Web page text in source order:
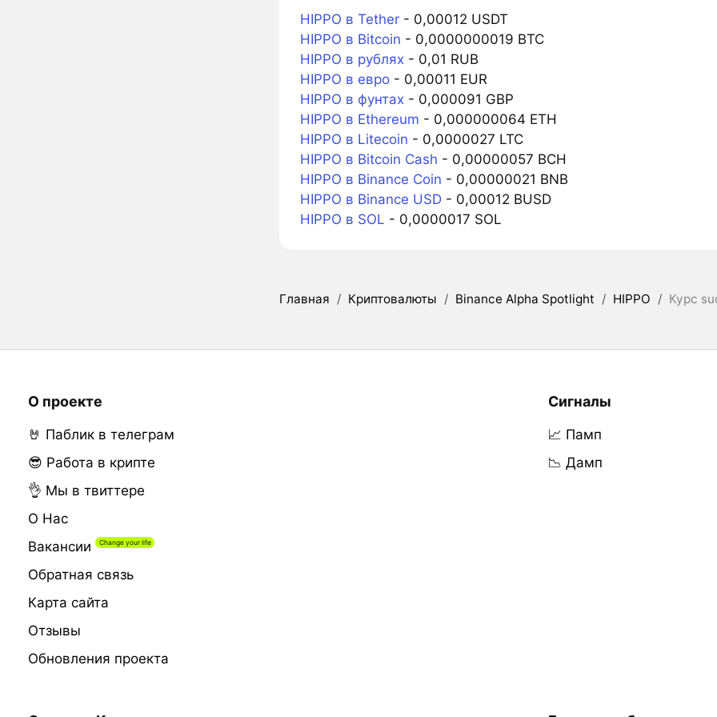
HIPPO в Tether- 0,00012 USDT
HIPPO в Bitcoin - 0,0000000019 BTC
HIPPO в рублях - 0,01 RUB
HIPPO в евро- 0,00011 EUR
HIPPO в фунтах - 0,000091 GBP
HIPPO в Ethereum - 0,000000064 ETH
HIPPO в Litecoin - 0,0000027 LTC
HIPPO в Bitcoin Cash - 0,00000057 BCH
HIPPO в Binance Coin - 0,00000021 BNB
HIPPO в Binance USD- 0,00012 BUSD
HIPPO в SOL - 0,0000017 SOL
Главная / Криптовалюты / Binance Alpha Spotlight / HIPPO / Курс
О проекте
🤘 Паблик в телеграм
😎 Работа в крипте
👌 Мы в твиттере
О Нас
Вакансии
Обратная связь
Карта сайта
Отзывы
Обновления проекта
Сигналы
📈 Памп
📉 Дамп